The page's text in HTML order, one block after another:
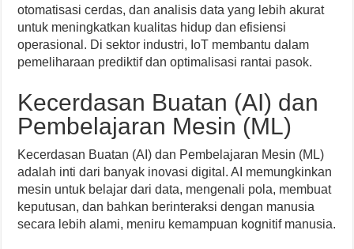
otomatisasi cerdas, dan analisis data yang lebih akurat
untuk meningkatkan kualitas hidup dan efisiensi
operasional. Di sektor industri, IoT membantu dalam
pemeliharaan prediktif dan optimalisasi rantai pasok.
Kecerdasan Buatan (AI) dan
Pembelajaran Mesin (ML)
Kecerdasan Buatan (AI) dan Pembelajaran Mesin (ML)
adalah inti dari banyak inovasi digital. AI memungkinkan
mesin untuk belajar dari data, mengenali pola, membuat
keputusan, dan bahkan berinteraksi dengan manusia
secara lebih alami, meniru kemampuan kognitif manusia.